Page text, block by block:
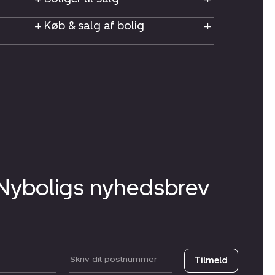
Køb & salg af bolig
nyhedsbrev
Postnummer Tilmeld